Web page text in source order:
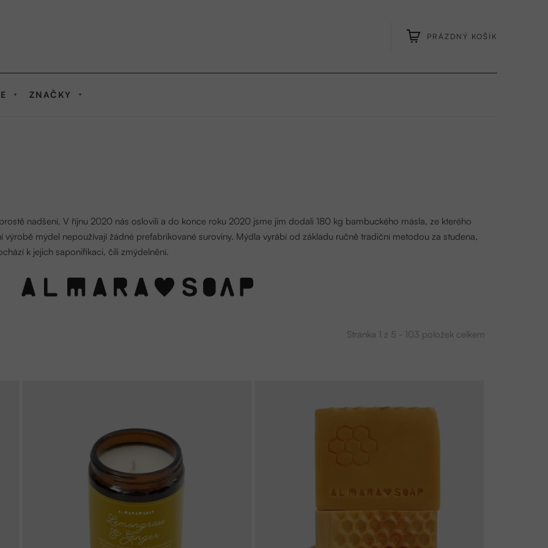
PRÁZDNÝ KOŠÍK
ZNAČKY
nadšení. V říjnu 2020 nás oslovili a do konce roku 2020 jsme jim dodali 180 kg bambuckého másla, ze kterého
výrobě mýdel nepoužívají žádné prefabrikované suroviny. Mýdla vyrábí od základu ručně tradiční metodou za studena,
k jejich saponifikaci, čili zmýdelnění.
Stránka 1 z 5 103 položek celkem